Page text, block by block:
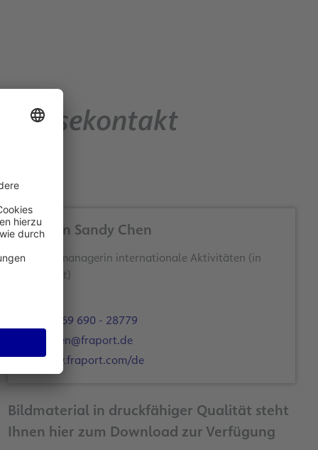
Pressekontakt
Yi-Chun Sandy Chen
Themenmanagerin internationale Aktivitäten (in
Elternzeit)
+49 69 690 - 28779
y.chen@fraport.de
www.fraport.com/de
Bildmaterial in druckfähiger Qualität steht
Ihnen hier zum Download zur Verfügung